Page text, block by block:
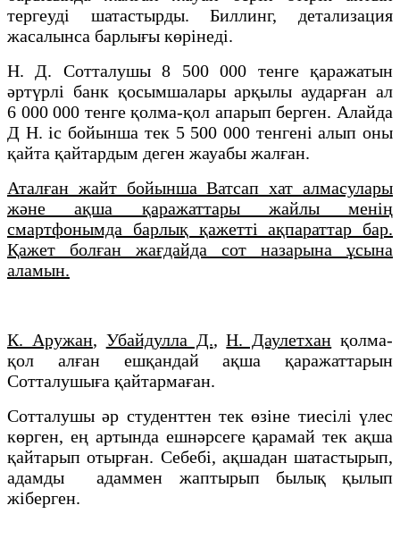
тергеуді шатастырды. Биллинг, детализация
жасалынса барлығы көрінеді.
Н. Д. Сотталушы 8 500 000 тенге қаражатын
әртүрлі банк қосымшалары арқылы аударған ал
6 000 000 тенге қолма-қол апарып берген. Алайда
Д Н. іс бойынша тек 5 500 000 тенгені алып оны
қайта қайтардым деген жауабы жалған.
Аталған жайт бойынша Ватсап хат алмасулары
және ақша қаражаттары жайлы менің
смартфонымда барлық қажетті ақпараттар бар.
Қажет болған жағдайда сот назарына ұсына
аламын.
К. Аружан, Убайдулла Д.,Н. Даулетхан қолма-
қол алған ешқандай ақша қаражаттарын
Сотталушыға қайтармаған.
Сотталушы әр студенттен тек өзіне тиесілі үлес
көрген, ең артында ешнәрсеге қарамай тек ақша
қайтарып отырған. Себебі, ақшадан шатастырып,
адамды адаммен жаптырып былық қылып
жіберген.